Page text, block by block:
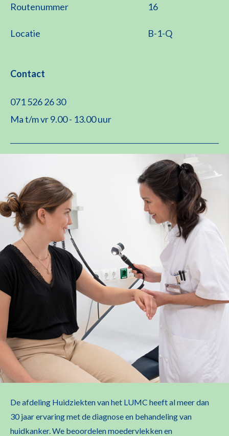
Routenummer 16
Locatie B-1-Q
Contact
071 526 26 30
Ma t/m vr 9.00 - 13.00 uur
De afdeling Huidziekten van het LUMC heeft al meer dan
30 jaar ervaring met de diagnose en behandeling van
huidkanker. We beoordelen moedervlekken en